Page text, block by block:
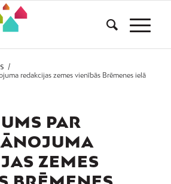
/
redakcijas zemes vienībās Brēmenes ielā
PAR
ZEMES